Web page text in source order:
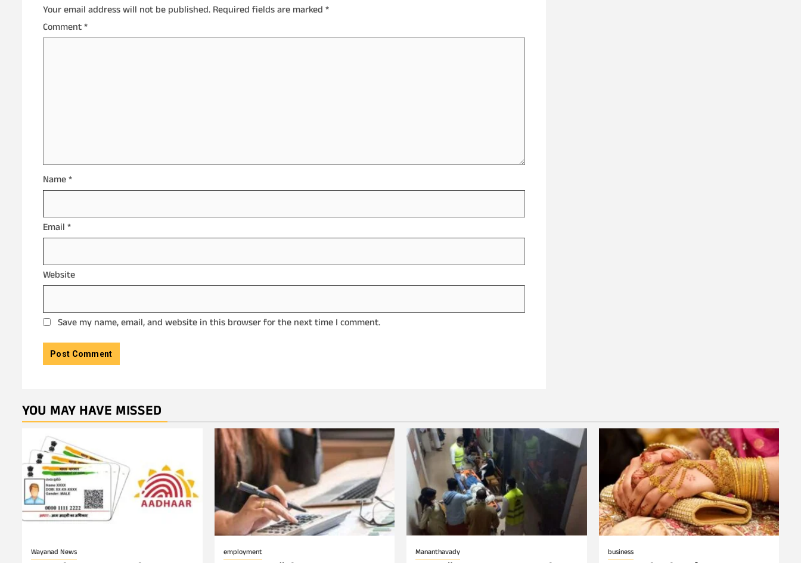
Your email address will not be published. Required fields are marked *
Comment*
Name*
Email *
Website
Save my name, email, and website in this browser for the next time I comment.
YOU MAY HAVE MISSED
Wayanad News employment Mananthavady business